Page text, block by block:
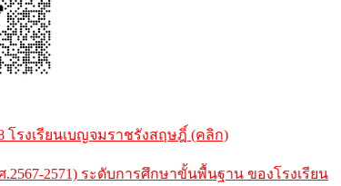
โรงเรียนเบญจมราชรังสฤษฎิ์ (คลิก)
2571) ระดับการศึกษาขั้นพื้นฐาน ของโรงเรียน